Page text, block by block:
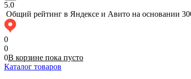
5.0
Общий рейтинг в Яндексе и Авито на основании
0
0
0В корзине пока пусто
Каталог товаров